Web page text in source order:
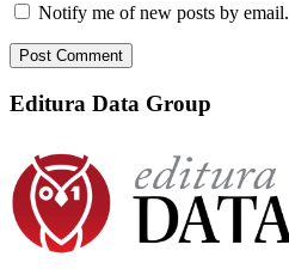
Notify me of new posts by email.
Editura Data Group